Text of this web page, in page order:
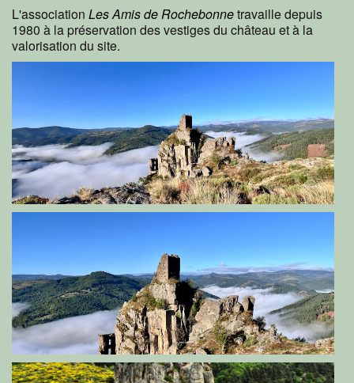
L'association Les Amis de Rochebonnetravaille depuis
1980 à la préservation des vestiges du château et à la
valorisation du site.